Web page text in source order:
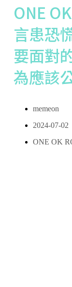
ONE
言患恐
要面對
為應該
memeon
2024-07-02
ONE OK